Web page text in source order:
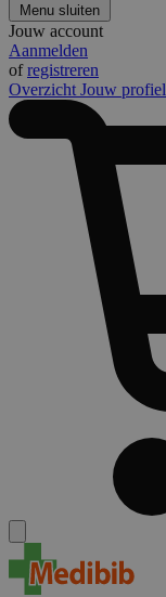
Menu sluiten
Jouw account
Aanmelden
ofregistreren
Overzicht Jouw profiel